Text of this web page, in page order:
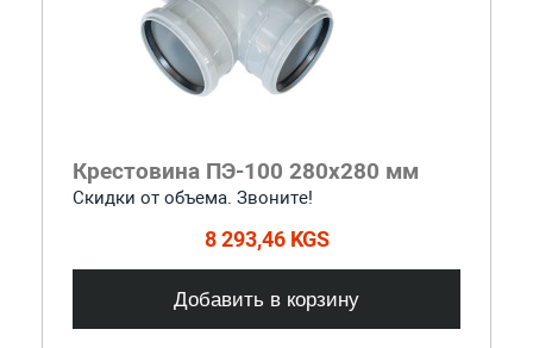
Крестовина ПЭ-100 280x280 мм
Скидки от объема. Звоните!
8 293,46 KGS
Добавить в корзину